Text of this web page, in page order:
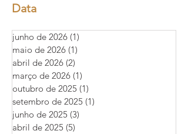
Data
junho de 2026 (1)
maio de 2026 (1)
abril de 2026 (2)
março de 2026 (1)
outubro de 2025 (1)
setembro de 2025 (1)
junho de 2025 (3)
abril de 2025 (5)